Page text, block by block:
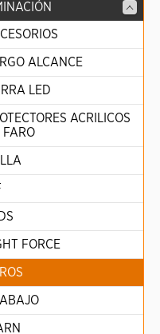
ALCANCE
LED
ACRILICOS
FARO
FORCE